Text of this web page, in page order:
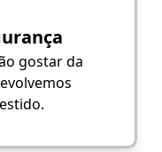
gostar da